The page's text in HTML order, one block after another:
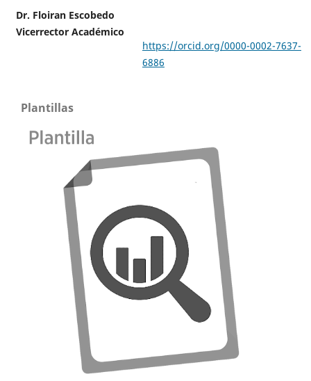
Dr. Floiran Escobedo
Vicerrector Académico
https://orcid.org/0000-0002-7637-
6886
Plantillas